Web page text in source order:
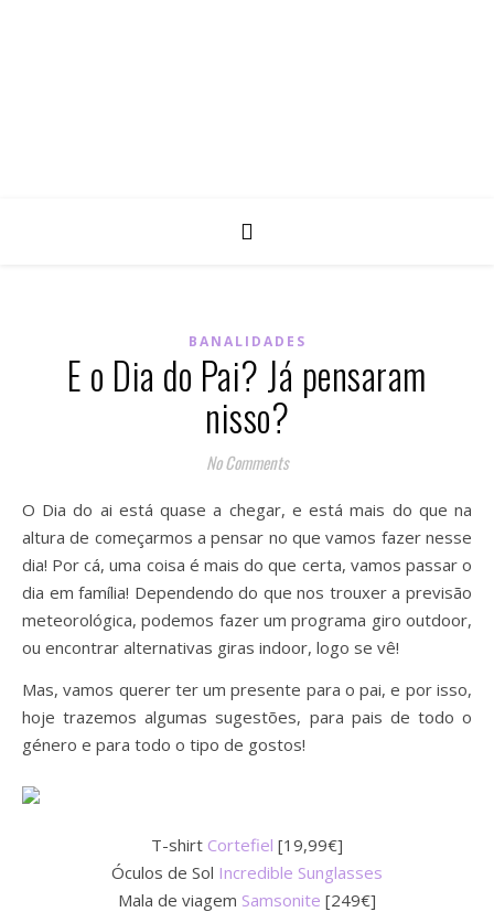
BANALIDADES
E o Dia do Pai? Já pensaram
nisso?
No Comments
O Dia do ai está quase a chegar, e está mais do que na
altura de começarmos a pensar no que vamos fazer nesse
dia! Por cá, uma coisa é mais do que certa, vamos passar o
dia em família! Dependendo do que nos trouxer a previsão
meteorológica, podemos fazer um programa giro outdoor,
ou encontrar alternativas giras indoor, logo se vê!
Mas, vamos querer ter um presente para o pai, e por isso,
hoje trazemos algumas sugestões, para pais de todo o
género e para todo o tipo de gostos!
T-shirt Cortefiel [19,99€]
Óculos de Sol Incredible Sunglasses
Mala de viagem Samsonite [249€]